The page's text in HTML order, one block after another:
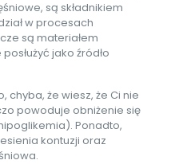
są składnikiem
w procesach
są materiałem
jako źródło
chyba, że wiesz, że Ci nie
powoduje obniżenie się
Ponadto,
kontuzji oraz